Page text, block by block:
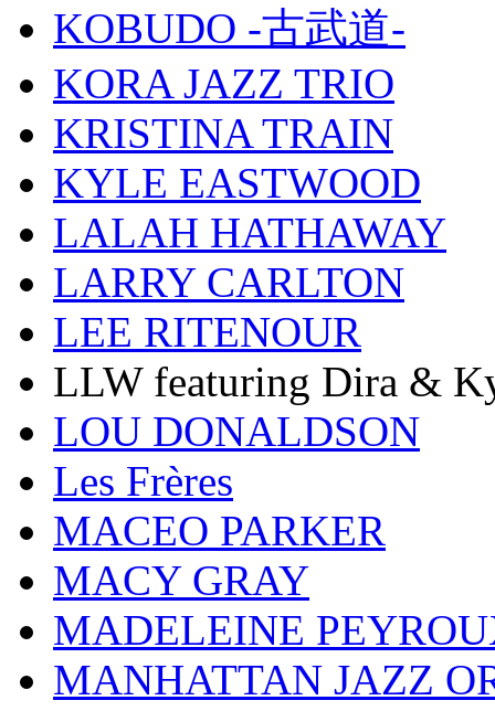
KOBUDO -古武道-
KORA JAZZ TRIO
KRISTINA TRAIN
KYLE EASTWOOD
LALAH HATHAWAY
LARRY CARLTON
LEE RITENOUR
LLW featuring Dira &
LOU DONALDSON
Les Frères
MACEO PARKER
MACY GRAY
MADELEINE
MANHATTAN JAZZ